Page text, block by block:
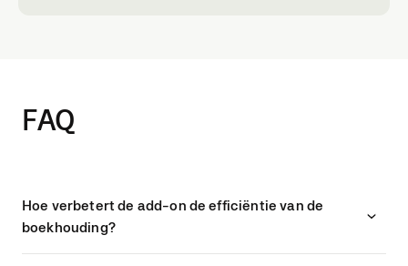
FAQ
Hoe verbetert de add-on de efficiëntie van de
boekhouding?